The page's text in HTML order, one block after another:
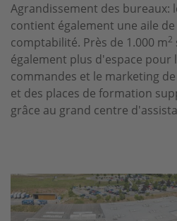
Agrandissement des bureaux:
contient également une aile
comptabilité. Près de 1.000 m2
également plus d'espace pour
commandes et le marketing
et des places de formation
grâce au grand centre